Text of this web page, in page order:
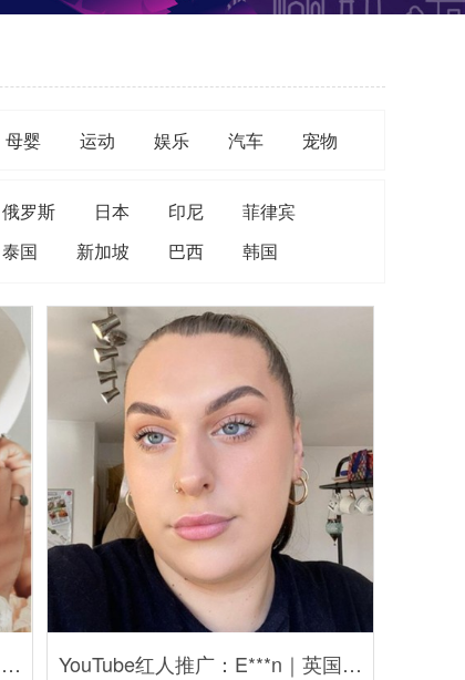
母婴 运动 娱乐 汽车 宠物
俄罗斯 日本 印尼
菲律宾
泰国 新加坡 巴西 韩国
YouTube红人推广：R***i｜美国 美妆 YouTube红人推广：E***n｜英国 美妆